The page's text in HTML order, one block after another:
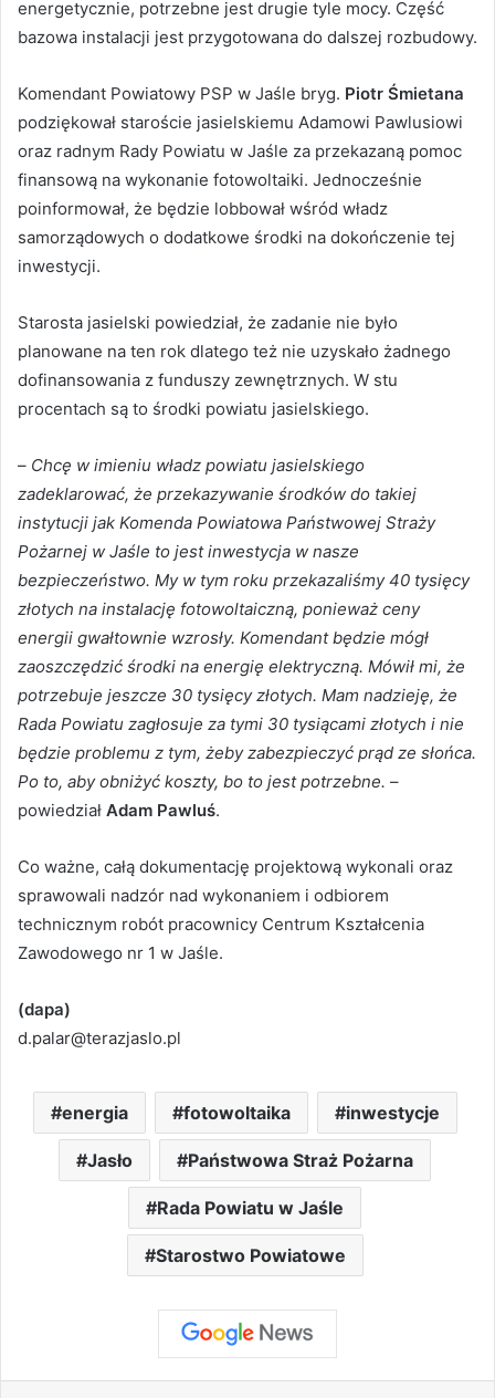
energetycznie, potrzebne jest drugie tyle mocy. Część
bazowa instalacji jest przygotowana do dalszej rozbudowy.
Komendant Powiatowy PSP w Jaśle bryg. Piotr Śmietana
podziękował staroście jasielskiemu Adamowi Pawlusiowi
oraz radnym Rady Powiatu w Jaśle za przekazaną pomoc
finansową na wykonanie fotowoltaiki. Jednocześnie
poinformował, że będzie lobbował wśród władz
samorządowych o dodatkowe środki na dokończenie tej
inwestycji.
Starosta jasielski powiedział, że zadanie nie było
planowane na ten rok dlatego też nie uzyskało żadnego
dofinansowania z funduszy zewnętrznych. W stu
procentach są to środki powiatu jasielskiego.
– Chcę w imieniu władz powiatu jasielskiego
zadeklarować, że przekazywanie środków do takiej
instytucji jak Komenda Powiatowa Państwowej Straży
Pożarnej w Jaśle to jest inwestycja w nasze
bezpieczeństwo. My w tym roku przekazaliśmy 40 tysięcy
złotych na instalację fotowoltaiczną, ponieważ ceny
energii gwałtownie wzrosły. Komendant będzie mógł
zaoszczędzić środki na energię elektryczną. Mówił mi, że
potrzebuje jeszcze 30 tysięcy złotych. Mam nadzieję, że
Rada Powiatu zagłosuje za tymi 30 tysiącami złotych i nie
będzie problemu z tym, żeby zabezpieczyć prąd ze słońca.
Po to, aby obniżyć koszty, bo to jest potrzebne. –
powiedział Adam Pawluś.
Co ważne, całą dokumentację projektową wykonali oraz
sprawowali nadzór nad wykonaniem i odbiorem
technicznym robót pracownicy Centrum Kształcenia
Zawodowego nr 1 w Jaśle.
(dapa)
d.palar@terazjaslo.pl
energia fotowoltaika inwestycje
Jasło Państwowa Straż Pożarna
Rada Powiatu w Jaśle
Starostwo Powiatowe